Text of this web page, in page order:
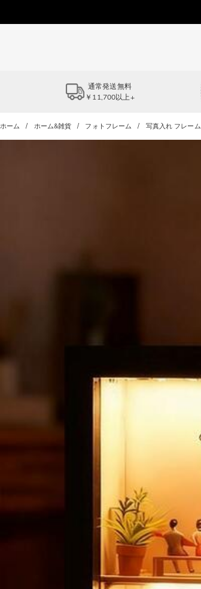
通常発送無料
￥11,700以上+
ホーム ホーム&雑貨 フォトフレーム 写真入れ フレーム